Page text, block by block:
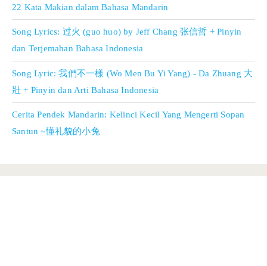
22 Kata Makian dalam Bahasa Mandarin
Song Lyrics: 过火 (guo huo) by Jeff Chang 张信哲 + Pinyin
dan Terjemahan Bahasa Indonesia
Song Lyric: 我們不一樣 (Wo Men Bu Yi Yang) - Da Zhuang 大
壯 + Pinyin dan Arti Bahasa Indonesia
Cerita Pendek Mandarin: Kelinci Kecil Yang Mengerti Sopan
Santun ~懂礼貌的小兔